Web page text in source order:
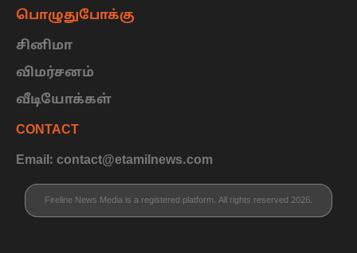
பொழுதுபோக்கு
சினிமா
விமர்சனம்
வீடியோக்கள்
CONTACT
Email: contact@etamilnews.com
Fireline News Media is a registered platform. All rights reserved 2026.